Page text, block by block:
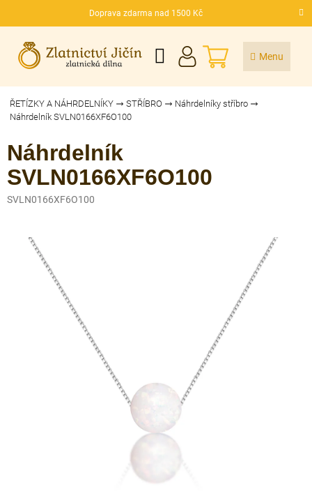
Doprava zdarma nad 1500 Kč
CZK
NÁKUPNÍ
KOŠÍK
ŘETÍZKY A NÁHRDELNÍKY STŘÍBRO
Náhrdelníky stříbro
Náhrdelník SVLN0166XF6O100
Náhrdelník
SVLN0166XF6O100
SVLN0166XF6O100